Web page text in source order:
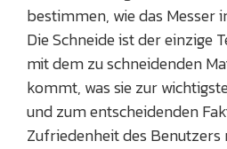
bestimmen, wie das Messer
Die Schneide ist der einzige
mit dem zu schneidenden
kommt, was sie zur
und zum entscheidenden
Zufriedenheit des Benutzers